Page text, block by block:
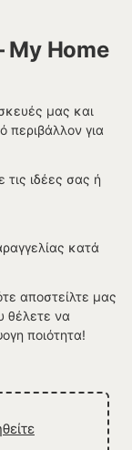
My Home
μας και
περιβάλλον για
τις ιδέες σας ή
κατά
αποστείλτε μας
θέλετε να
ποιότητα!